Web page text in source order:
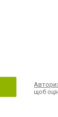
щоб